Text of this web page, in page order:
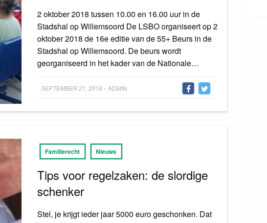
2 oktober 2018 tussen 10.00 en 16.00 uur in de
Stadshal op Willemsoord De LSBO organiseert op 2
oktober 2018 de 16e editie van de 55+ Beurs in de
Stadshal op Willemsoord. De beurs wordt
georganiseerd in het kader van de Nationale…
Posted
SEPTEMBER 21, 2018 • ADMIN
Familierecht Nieuws
Tips voor regelzaken: de slordige
schenker
Stel, je krijgt ieder jaar 5000 euro geschonken. Dat